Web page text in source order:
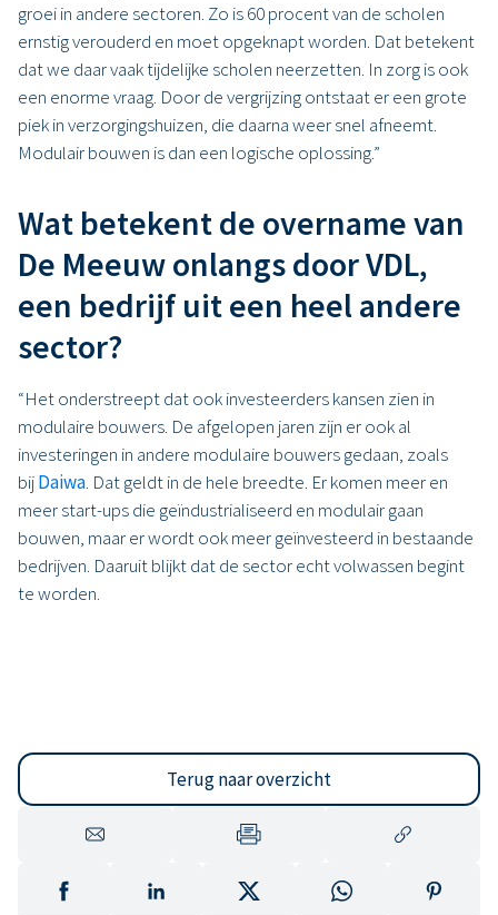
groei in andere sectoren. Zo is 60 procent van de scholen
ernstig verouderd en moet opgeknapt worden. Dat betekent
dat we daar vaak tijdelijke scholen neerzetten. In zorg is ook
een enorme vraag. Door de vergrijzing ontstaat er een grote
piek in verzorgingshuizen, die daarna weer snel afneemt.
Modulair bouwen is dan een logische oplossing.”
Wat betekent de overname van
De Meeuw onlangs door VDL,
een bedrijf uit een heel andere
sector?
“Het onderstreept dat ook investeerders kansen zien in
modulaire bouwers. De afgelopen jaren zijn er ook al
investeringen in andere modulaire bouwers gedaan, zoals
bijDaiwa. Dat geldt in de hele breedte. Er komen meer en
meer start-ups die geïndustrialiseerd en modulair gaan
bouwen, maar er wordt ook meer geïnvesteerd in bestaande
bedrijven. Daaruit blijkt dat de sector echt volwassen begint
te worden.
Terug naar overzicht